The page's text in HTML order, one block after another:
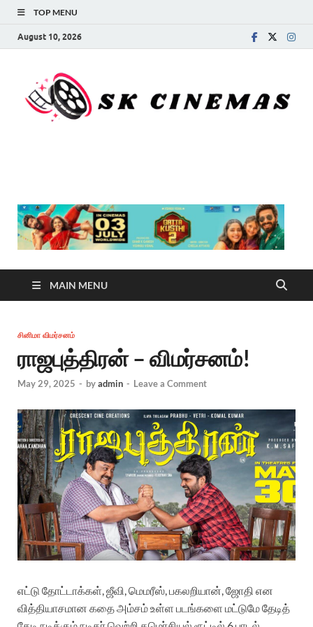
TOP MENU
August 10, 2026
MAIN MENU
சினிமா விமர்சனம்
ராஜபுத்திரன் – விமர்சனம்!
May 29, 2025 - byadmin - Leave a Comment
எட்டு தோட்டாக்கள், ஜீவி, மெமரீஸ், பகலறியான், ஜோதி என
வித்தியாசமான கதை அம்சம் உள்ள படங்களை மட்டுமே தேடித்